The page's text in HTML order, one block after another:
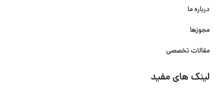
درباره ما
مجوزها
مقالات تخصصی
لینک های مفید